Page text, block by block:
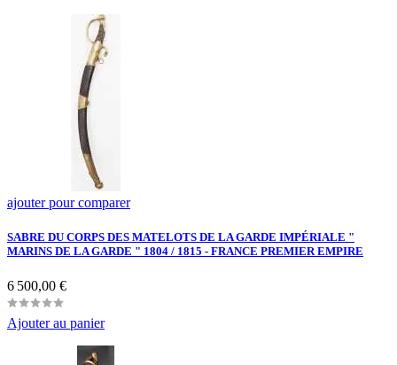
ajouter pour comparer
SABRE DU CORPS DES MATELOTS DE LA GARDE IMPÉRIALE "
MARINS DE LA GARDE " 1804 / 1815 - FRANCE PREMIER EMPIRE
Prix
6 500,00 €
Ajouter au panier